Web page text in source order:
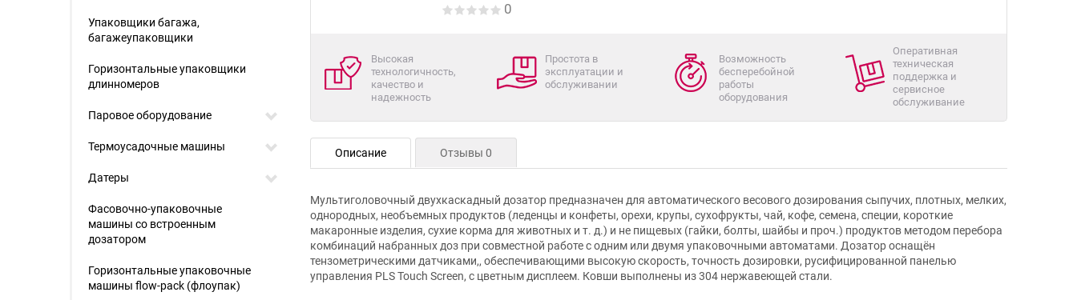
0
Высокая
технологичность,
качество и
надежность
Простота в
эксплуатации и
обслуживании
Возможность
бесперебойной
работы
оборудования
Оперативная
техническая
поддержка и
сервисное
обслуживание
Описание Отзывы 0
Мультиголовочный двухкаскадный дозатор предназначен для автоматического весового дозирования сыпучих, плотных, мелких,
однородных, необъемных продуктов (леденцы и конфеты, орехи, крупы, сухофрукты, чай, кофе, семена, специи, короткие
макаронные изделия, сухие корма для животных и т. д.) и не пищевых (гайки, болты, шайбы и проч.) продуктов методом перебора
комбинаций набранных доз при совместной работе с одним или двумя упаковочными автоматами. Дозатор оснащён
тензометрическими датчиками,, обеспечивающими высокую скорость, точность дозировки, русифицированной панелью
управления PLS Touch Screen, с цветным дисплеем. Ковши выполнены из 304 нержавеющей стали.
Упаковщики багажа,
багажеупаковщики
Горизонтальные упаковщики
длинномеров
Паровое оборудование
Термоусадочные машины
Датеры
Фасовочно-упаковочные
машины со встроенным
дозатором
Горизонтальные упаковочные
машины flow-pack (флоупак)